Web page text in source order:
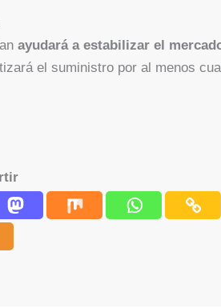
ayudará a estabilizar el
el suministro por al menos